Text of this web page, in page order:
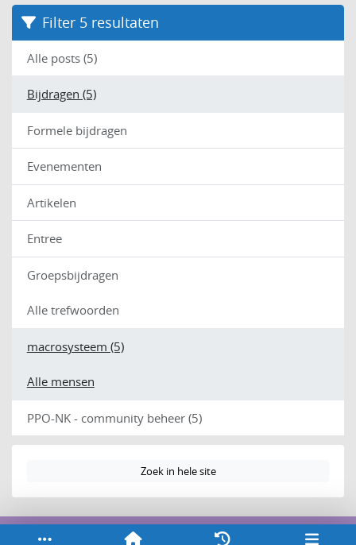
Filter 5 resultaten
Alle posts (5)
Bijdragen (5)
Formele bijdragen
Evenementen
Artikelen
Entree
Groepsbijdragen
Alle trefwoorden
macrosysteem (5)
Alle mensen
PPO-NK - community beheer (5)
Zoek in hele site